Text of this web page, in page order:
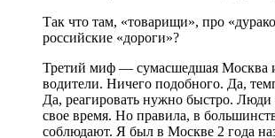
Так что там, «товарищи», про
российские «дороги»?
Третий миф — сумасшедшая Москва
водители. Ничего подобного. Да,
Да, реагировать нужно быстро. Люди
свое время. Но правила, в
соблюдают. Я был в Москве 2 года